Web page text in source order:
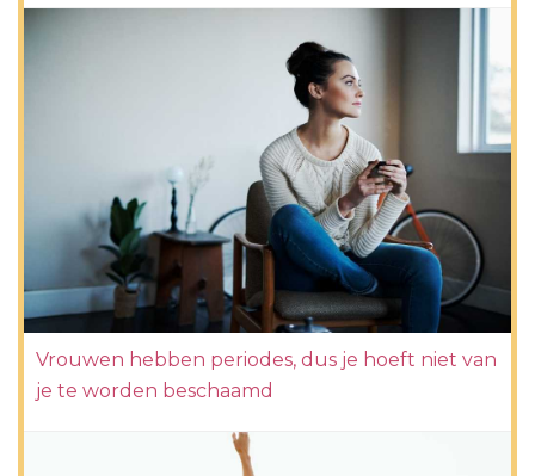
Vrouwen hebben periodes, dus je hoeft niet van
je te worden beschaamd